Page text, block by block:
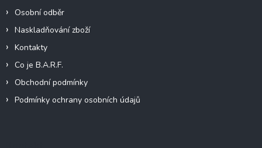
Osobní odběr
Naskladňování zboží
Kontakty
Co je B.A.R.F.
Obchodní podmínky
Podmínky ochrany osobních údajů